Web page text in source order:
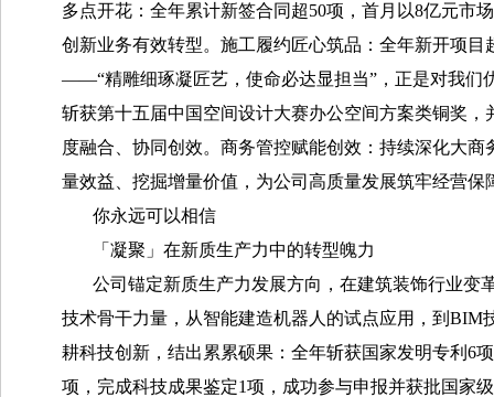
多点开花：全年累计新签合同超50项，首月以8亿元市
创新业务有效转型。施工履约匠心筑品：全年新开项
——“精雕细琢凝匠艺，使命必达显担当”，正是对我们
斩获第十五届中国空间设计大赛办公空间方案类铜奖
度融合、协同创效。商务管控赋能创效：持续深化大
量效益、挖掘增量价值，为公司高质量发展筑牢经营保
你永远可以相信
「凝聚」在新质生产力中的转型魄力
公司锚定新质生产力发展方向，在建筑装饰行业变
技术骨干力量，从智能建造机器人的试点应用，到
耕科技创新，结出累累硕果：全年斩获国家发明专利6
项，完成科技成果鉴定1项，成功参与申报并获批国家